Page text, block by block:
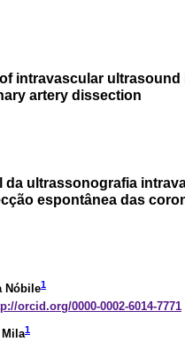
intravascular
artery dissection
da ultrassonografia
espontânea das
Nóbile1
orcid.org/0000-0002-6014-7771
Mila1